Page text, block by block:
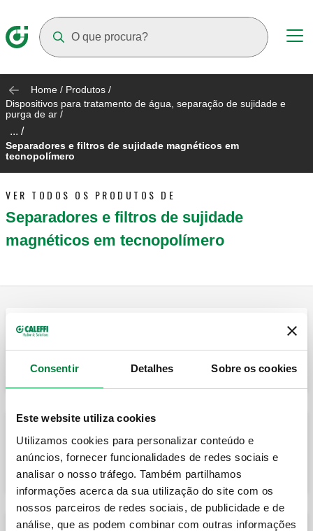
Consentir Detalhes Sobre os cookies
Este website utiliza cookies
Utilizamos cookies para personalizar conteúdo e
anúncios, fornecer funcionalidades de redes sociais e
analisar o nosso tráfego. Também partilhamos
informações acerca da sua utilização do site com os
nossos parceiros de redes sociais, de publicidade e de
análise, que as podem combinar com outras informações
Home / Produtos /
Dispositivos para tratamento de água, separação de sujidade e
purga de ar /
... /
Separadores e filtros de sujidade magnéticos em
tecnopolímero
VER TODOS OS PRODUTOS DE
Separadores e filtros de sujidade
magnéticos em tecnopolímero
com separador de sujeira e filtro.
CALEFFI XF, Filtro magnético de limpeza
automática semi-automático.